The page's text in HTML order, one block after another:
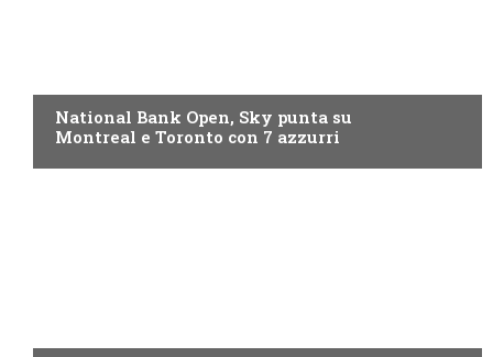
National Bank Open, Sky punta su
Montreal e Toronto con 7 azzurri